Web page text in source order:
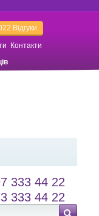
Відгуки
Контакти
Мова сайту
333 44 22
333 44 22